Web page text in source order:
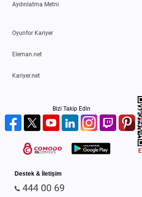
Aydınlatma Metni
Oyunfor Kariyer
Eleman.net
Kariyer.net
Bizi Takip Edin
Destek & İletişim
444 00 69